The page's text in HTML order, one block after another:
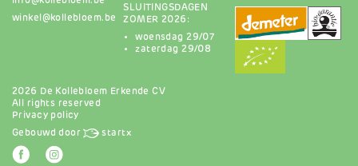
winkel@kollebloem.be
SLUITINGSDAGEN
ZOMER 2026:
woensdag 29/07
zaterdag 29/08
2026 De Kollebloem Erkende CV
All rights reserved
Privacy policy
Gebouwd door startx
AfbeeldingAfbeelding